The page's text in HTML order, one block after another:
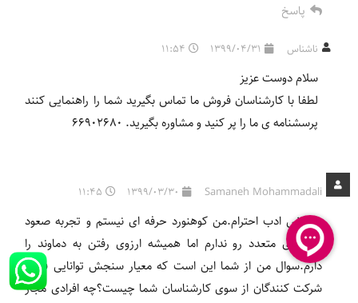
پاسخ
ناشناس 1399/04/31
11:54
سلام دوست عزیز
لطفا با کارشناسان فروش ما تماس بگیرید شما را راهنمایی کنند
پرسشنامه ی ما را پر کنید و مشاوره بگیرید. 66902680
Samaneh Mohammadali
1399/03/30
11:45
با عرض ادب احترام.من کوهنورد حرفه ای نیستم و تجربه صعود
قله های متعدد رو ندارم اما همیشه ارزوی رفتن به دماوند را
دارم.سوال من از شما این است که معیار سنجش توانایی فردی
شرکت کنندگان از سوی کارشناسان شما چیست؟چه افرادی مجاز